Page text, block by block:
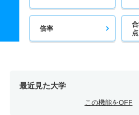
倍率
点
最近見た大学
この機能をOFF